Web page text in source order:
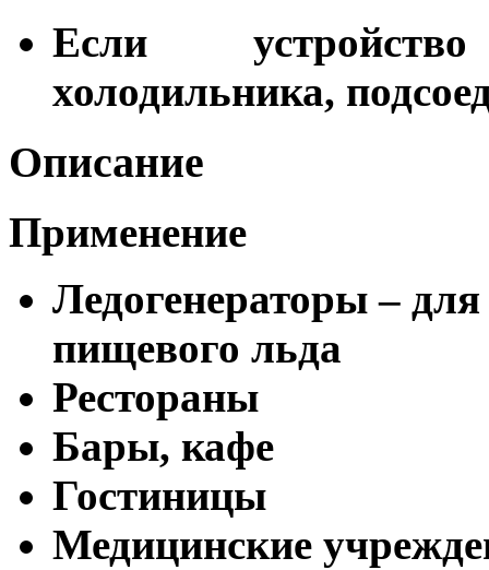
Если
холодильника,
Описание
Применение
Ледогенераторы –
пищевого льда
Рестораны
Бары, кафе
Гостиницы
Медицинские